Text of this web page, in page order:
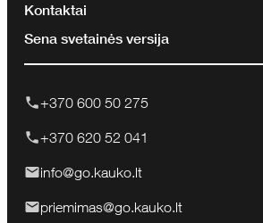
Kontaktai
Sena svetainės versija
+370 600 50 275
+370 620 52 041
info@go.kauko.lt
priemimas@go.kauko.lt